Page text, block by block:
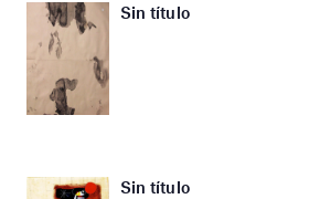
Sin título
Sin título